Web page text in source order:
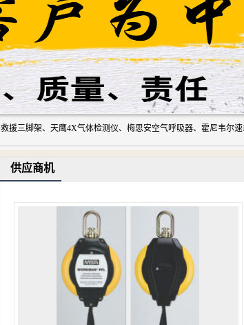
供应商机